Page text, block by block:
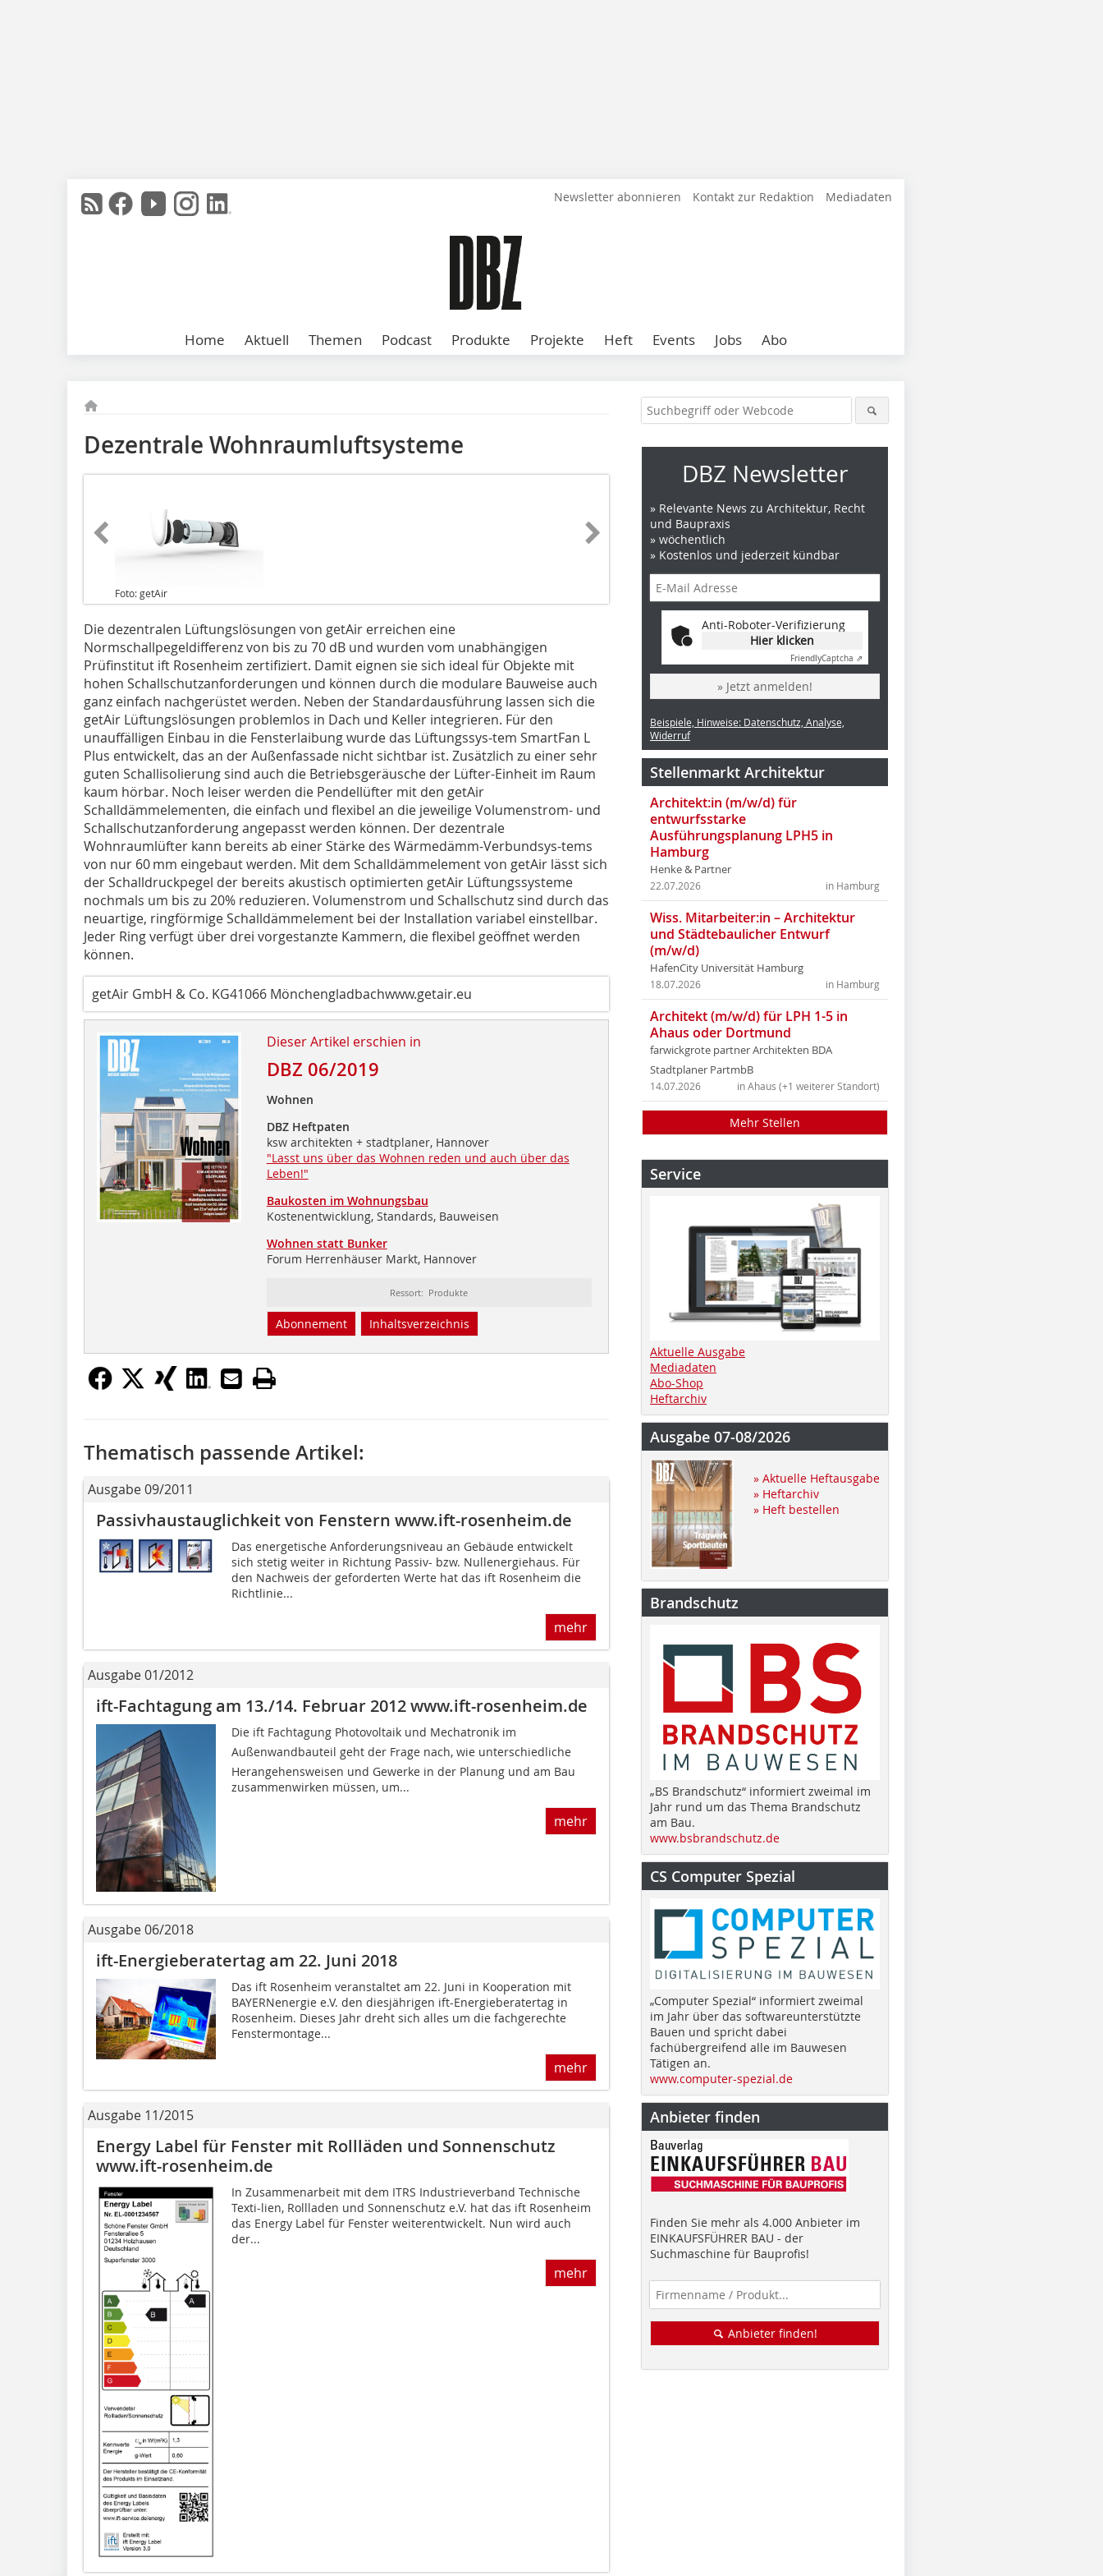
Newsletter abonnieren Kontakt zur Redaktion Mediadaten
Home Aktuell Themen Podcast Produkte Projekte Heft Events Jobs Abo
Dezentrale Wohnraumluftsysteme
Foto: getAir
Die dezentralen Lüftungslösungen von getAir erreichen eine
Normschallpegeldifferenz von bis zu 70 dB und wurden vom unabhängigen
Prüfinstitut ift Rosenheim zertifiziert. Damit eignen sie sich ideal für Objekte mit
hohen Schallschutzanforderungen und können durch die modulare Bauweise auch
ganz einfach nachgerüstet werden. Neben der Standardausführung lassen sich die
getAir Lüftungslösungen problemlos in Dach und Keller integrieren. Für den
unauffälligen Einbau in die Fensterlaibung wurde das Lüftungssys-tem SmartFan L
Plus entwickelt, das an der Außenfassade nicht sichtbar ist. Zusätzlich zu einer sehr
guten Schallisolierung sind auch die Betriebsgeräusche der Lüfter-Einheit im Raum
kaum hörbar. Noch leiser werden die Pendellüfter mit den getAir
Schalldämmelementen, die einfach und flexibel an die jeweilige Volumenstrom- und
Schallschutzanforderung angepasst werden können. Der dezentrale
Wohnraumlüfter kann bereits ab einer Stärke des Wärmedämm-Verbundsys-tems
von nur 60 mm eingebaut werden. Mit dem Schalldämmelement von getAir lässt sich
der Schalldruckpegel der bereits akustisch optimierten getAir Lüftungssysteme
nochmals um bis zu 20% reduzieren. Volumenstrom und Schallschutz sind durch das
neuartige, ringförmige Schalldämmelement bei der Installation variabel einstellbar.
Jeder Ring verfügt über drei vorgestanzte Kammern, die flexibel geöffnet werden
können.
getAir GmbH & Co. KG41066 Mönchengladbachwww.getair.eu
Dieser Artikel erschien in
DBZ 06/2019
Wohnen
DBZ Heftpaten
ksw architekten + stadtplaner, Hannover
"Lasst uns über das Wohnen reden und auch über das
Leben!"
Baukosten im Wohnungsbau
Kostenentwicklung, Standards, Bauweisen
Wohnen statt Bunker
Forum Herrenhäuser Markt, Hannover
Ressort: Produkte
Abonnement Inhaltsverzeichnis
Thematisch passende Artikel:
Ausgabe 09/2011
Passivhaustauglichkeit von Fenstern www.ift-rosenheim.de
Das energetische Anforderungsniveau an Gebäude entwickelt
sich stetig weiter in Richtung Passiv- bzw. Nullenergiehaus. Für
den Nachweis der geforderten Werte hat das ift Rosenheim die
Richtlinie...
mehr
Ausgabe 01/2012
ift-Fachtagung am 13./14. Februar 2012 www.ift-rosenheim.de
Die ift Fachtagung Photovoltaik und Mechatronik im
Außenwandbauteil geht der Frage nach, wie unterschiedliche
Herangehensweisen und Gewerke in der Planung und am Bau
zusammenwirken müssen, um...
mehr
Ausgabe 06/2018
ift-Energieberatertag am 22. Juni 2018
Das ift Rosenheim veranstaltet am 22. Juni in Kooperation mit
BAYERNenergie e.V. den diesjährigen ift-Energieberatertag in
Rosenheim. Dieses Jahr dreht sich alles um die fachgerechte
Fenstermontage...
mehr
Ausgabe 11/2015
Energy Label für Fenster mit Rollläden und Sonnenschutz
www.ift-rosenheim.de
In Zusammenarbeit mit dem ITRS Industrieverband Technische
Texti-lien, Rollladen und Sonnenschutz e.V. hat das ift Rosenheim
das Energy Label für Fenster weiterentwickelt. Nun wird auch
der...
mehr
DBZ Newsletter
» Relevante News zu Architektur, Recht
und Baupraxis
» wöchentlich
» Kostenlos und jederzeit kündbar
Anti-Roboter-Verifizierung
Hier klicken
FriendlyCaptcha ⇗
» Jetzt anmelden!
Beispiele, Hinweise: Datenschutz, Analyse,
Widerruf
Stellenmarkt Architektur
Architekt:in (m/w/d) für
entwurfsstarke
Ausführungsplanung LPH5 in
Hamburg
Henke & Partner
in Hamburg
22.07.2026
Wiss. Mitarbeiter:in – Architektur
und Städtebaulicher Entwurf
(m/w/d)
HafenCity Universität Hamburg
in Hamburg
18.07.2026
Architekt (m/w/d) für LPH 1-5 in
Ahaus oder Dortmund
farwickgrote partner Architekten BDA
Stadtplaner PartmbB
in Ahaus (+1 weiterer Standort)
14.07.2026
Mehr Stellen
Service
Aktuelle Ausgabe
Mediadaten
Abo-Shop
Heftarchiv
Ausgabe 07-08/2026
» Aktuelle Heftausgabe
» Heftarchiv
» Heft bestellen
Brandschutz
„BS Brandschutz“ informiert zweimal im
Jahr rund um das Thema Brandschutz
am Bau.
www.bsbrandschutz.de
CS Computer Spezial
„Computer Spezial“ informiert zweimal
im Jahr über das softwareunterstützte
Bauen und spricht dabei
fachübergreifend alle im Bauwesen
Tätigen an.
www.computer-spezial.de
Anbieter finden
Finden Sie mehr als 4.000 Anbieter im
EINKAUFSFÜHRER BAU - der
Suchmaschine für Bauprofis!
Anbieter finden!